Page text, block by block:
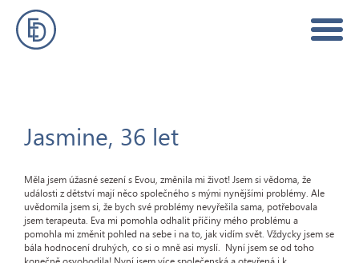
Jasmine, 36 let
Měla jsem úžasné sezení s Evou, změnila mi život! Jsem si vědoma, že
události z dětství mají něco společného s mými nynějšími problémy. Ale
uvědomila jsem si, že bych své problémy nevyřešila sama, potřebovala
jsem terapeuta. Eva mi pomohla odhalit příčiny mého problému a
pomohla mi změnit pohled na sebe i na to, jak vidím svět. Vždycky jsem se
bála hodnocení druhých, co si o mně asi myslí. Nyní jsem se od toho